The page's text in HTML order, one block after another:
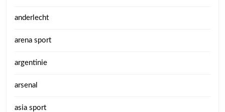
anderlecht
arena sport
argentinie
arsenal
asia sport